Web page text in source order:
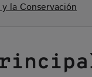
la Conservación